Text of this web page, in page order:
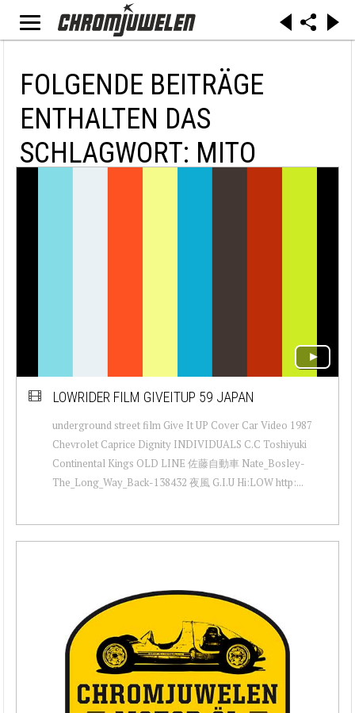
FOLGENDE BEITRÄGE
ENTHALTEN DAS
SCHLAGWORT: MITO
LOWRIDER FILM GIVEITUP 59 JAPAN
underground street film Give It UP Cover Car Video 1987
Chevrolet Caprice Dignity INDIVIDUALS C.C Toshiyuki
Continental Kings OLD LINE 佐藤自動車 Nate_Bosley-
The_Long_Way_Back-138432 夜風 G.I.U Hi:LOW http:...